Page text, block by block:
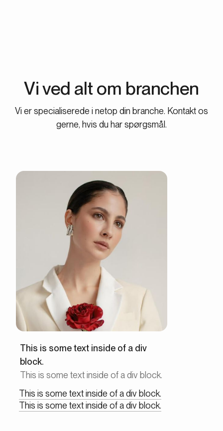
Vi ved alt om branchen
Vi er specialiserede i netop din branche. Kontakt os
gerne, hvis du har spørgsmål.
This is some text inside of a div
block.
This is some text inside of a div block.
This is some text inside of a div block.
This is some text inside of a div block.